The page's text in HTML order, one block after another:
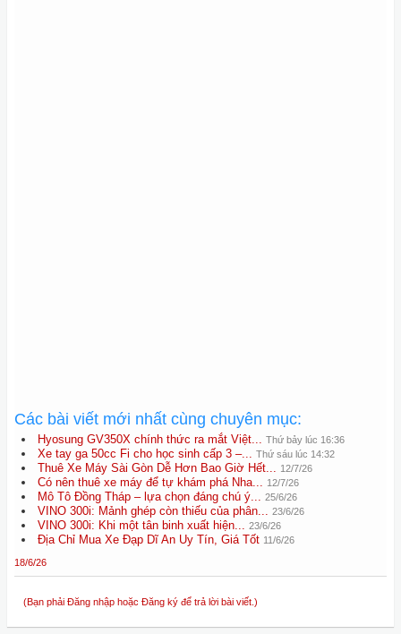
Các bài viết mới nhất cùng chuyên mục:
Hyosung GV350X chính thức ra mắt Việt... Thứ bảy lúc 16:36
Xe tay ga 50cc Fi cho học sinh cấp 3 –... Thứ sáu lúc 14:32
Thuê Xe Máy Sài Gòn Dễ Hơn Bao Giờ Hết... 12/7/26
Có nên thuê xe máy để tự khám phá Nha... 12/7/26
Mô Tô Đồng Tháp – lựa chọn đáng chú ý... 25/6/26
VINO 300i: Mảnh ghép còn thiếu của phân... 23/6/26
VINO 300i: Khi một tân binh xuất hiện... 23/6/26
Địa Chỉ Mua Xe Đạp Dĩ An Uy Tín, Giá Tốt 11/6/26
18/6/26
(Bạn phải Đăng nhập hoặc Đăng ký để trả lời bài viết.)